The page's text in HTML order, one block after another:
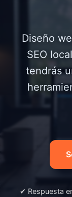
Diseño
SEO
tendrás
✔ Respuesta